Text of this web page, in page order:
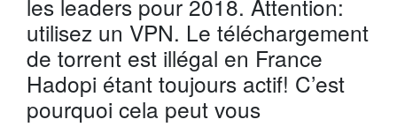
les leaders pour 2018. Attention:
utilisez un VPN. Le téléchargement
de torrent est illégal en France
Hadopi étant toujours actif! C’est
pourquoi cela peut vous